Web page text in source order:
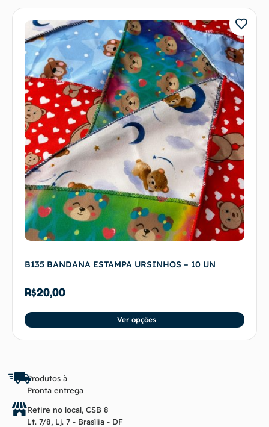
B135 BANDANA ESTAMPA URSINHOS – 10 UN
R$20,00
Ver opções
Produtos à
Pronta entrega
Retire no local, CSB 8
Lt. 7/8, Lj. 7 - Brasília - DF